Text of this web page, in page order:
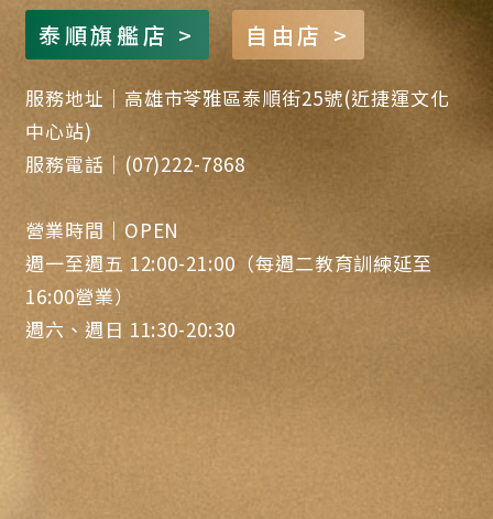
泰順旗艦店 > 自由店 >
服務地址｜高雄市苓雅區泰順街25號(近捷運文化
中心站)
服務電話｜(07)222-7868
營業時間｜OPEN
週一至週五 12:00-21:00（每週二教育訓練延至
16:00營業）
週六、週日 11:30-20:30